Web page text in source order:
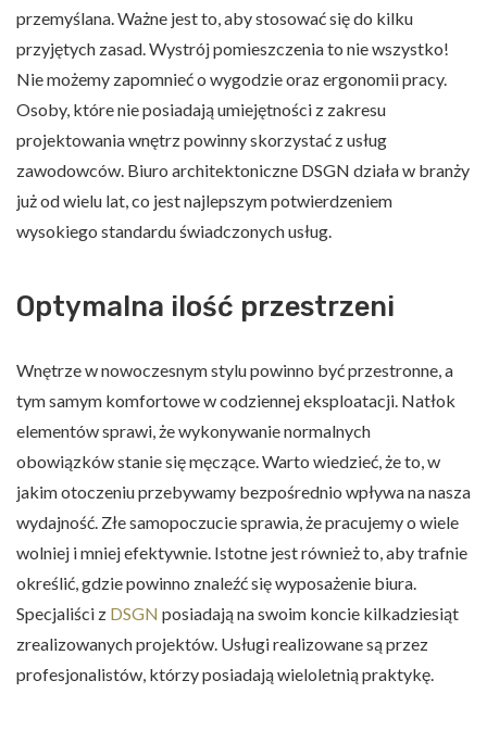
przemyślana. Ważne jest to, aby stosować się do kilku
przyjętych zasad. Wystrój pomieszczenia to nie wszystko!
Nie możemy zapomnieć o wygodzie oraz ergonomii pracy.
Osoby, które nie posiadają umiejętności z zakresu
projektowania wnętrz powinny skorzystać z usług
zawodowców. Biuro architektoniczne DSGN działa w branży
już od wielu lat, co jest najlepszym potwierdzeniem
wysokiego standardu świadczonych usług.
Optymalna ilość przestrzeni
Wnętrze w nowoczesnym stylu powinno być przestronne, a
tym samym komfortowe w codziennej eksploatacji. Natłok
elementów sprawi, że wykonywanie normalnych
obowiązków stanie się męczące. Warto wiedzieć, że to, w
jakim otoczeniu przebywamy bezpośrednio wpływa na nasza
wydajność. Złe samopoczucie sprawia, że pracujemy o wiele
wolniej i mniej efektywnie. Istotne jest również to, aby trafnie
określić, gdzie powinno znaleźć się wyposażenie biura.
Specjaliści z DSGN posiadają na swoim koncie kilkadziesiąt
zrealizowanych projektów. Usługi realizowane są przez
profesjonalistów, którzy posiadają wieloletnią praktykę.